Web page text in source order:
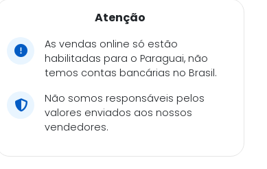
Atenção
As vendas online só estão
habilitadas para o Paraguai, não
temos contas bancárias no Brasil.
Não somos responsáveis pelos
valores enviados aos nossos
vendedores.